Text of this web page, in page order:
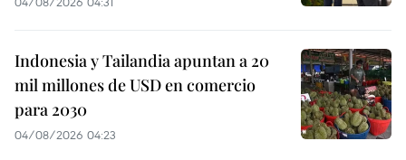
Indonesia y Tailandia apuntan a 20
mil millones de USD en comercio
para 2030
04/08/2026 04:23